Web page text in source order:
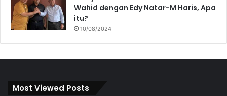
Wahid dengan Edy Natar-M Haris, Apa
itu?
10/08/2024
Most Viewed Posts